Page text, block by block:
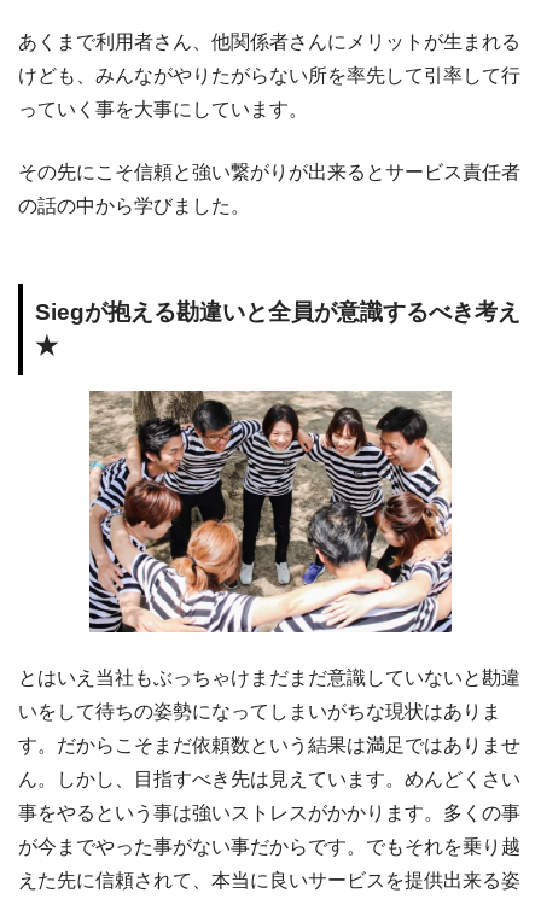
あくまで利用者さん、他関係者さんにメリットが生まれる
けども、みんながやりたがらない所を率先して引率して行
っていく事を大事にしています。
その先にこそ信頼と強い繋がりが出来るとサービス責任者
の話の中から学びました。
Siegが抱える勘違いと全員が意識するべき考え
★
とはいえ当社もぶっちゃけまだまだ意識していないと勘違
いをして待ちの姿勢になってしまいがちな現状はありま
す。だからこそまだ依頼数という結果は満足ではありませ
ん。しかし、目指すべき先は見えています。めんどくさい
事をやるという事は強いストレスがかかります。多くの事
が今までやった事がない事だからです。でもそれを乗り越
えた先に信頼されて、本当に良いサービスを提供出来る姿